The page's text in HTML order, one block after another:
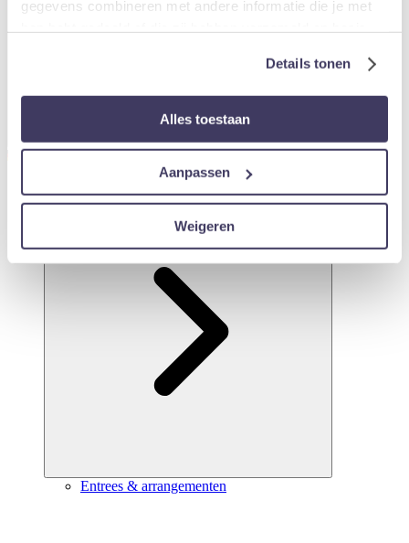
gegevens combineren met andere informatie die je met
Details tonen
Alles toestaan
Aanpassen
Weigeren
Deutsch
English
Entrees & arrangementen